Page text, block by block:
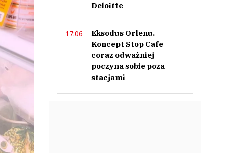
Deloitte
17:06
Eksodus Orlenu.
Koncept Stop Cafe
coraz odważniej
poczyna sobie poza
stacjami